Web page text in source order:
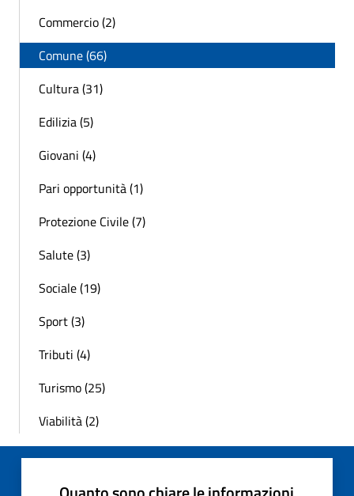
Commercio (2)
Comune (66)
Cultura (31)
Edilizia (5)
Giovani (4)
Pari opportunità (1)
Protezione Civile (7)
Salute (3)
Sociale (19)
Sport (3)
Tributi (4)
Turismo (25)
Viabilità (2)